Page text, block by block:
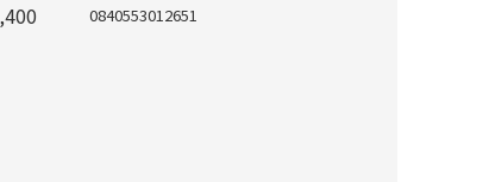
0840553012651